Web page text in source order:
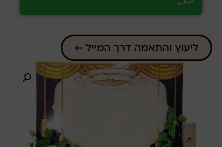
←
ליעוץ והתאמה דרך המייל ←